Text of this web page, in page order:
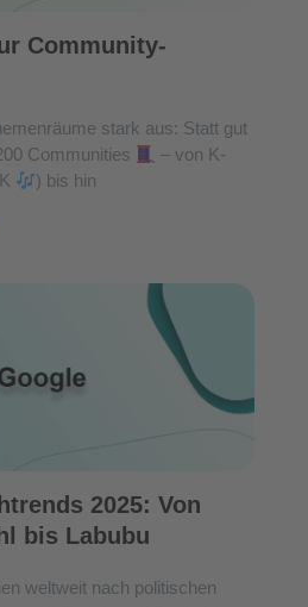
Community-
stark aus: Statt gut
Communities
– von K-
) bis hin
2025: Von
bis Labubu
weltweit nach politischen